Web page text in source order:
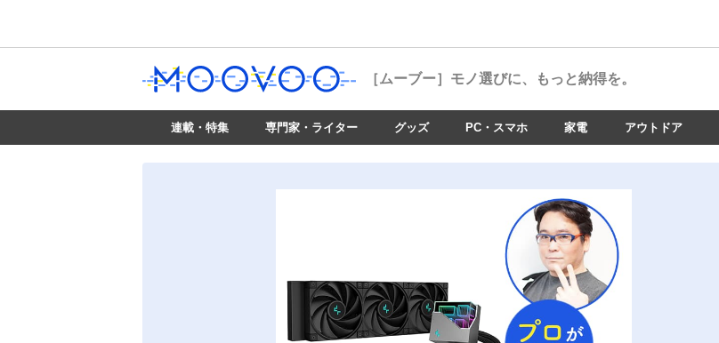
［ムーブー］ モノ選びに、もっと納得を。
連載・特集 専門家・ライター グッズ PC・スマホ 家電 アウトドア